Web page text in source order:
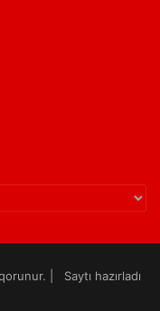
| Saytı hazırladı